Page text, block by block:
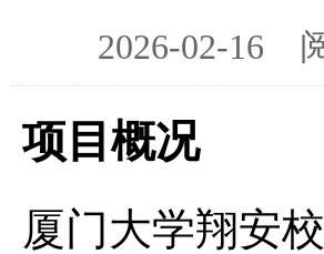
2026-02-16
项目概况
厦门大学翔安